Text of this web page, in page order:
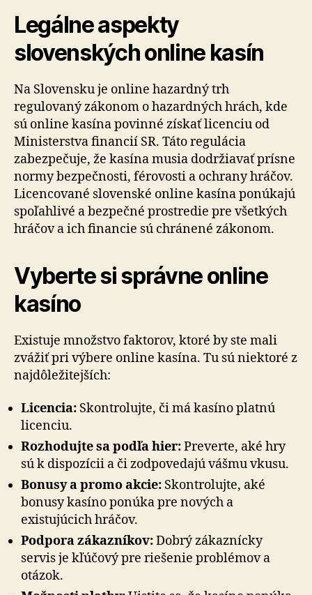
Legálne aspekty
slovenských online kasín
Na Slovensku je online hazardný trh
regulovaný zákonom o hazardných hrách, kde
sú online kasína povinné získať licenciu od
Ministerstva financií SR. Táto regulácia
zabezpečuje, že kasína musia dodržiavať prísne
normy bezpečnosti, férovosti a ochrany hráčov.
Licencované slovenské online kasína ponúkajú
spoľahlivé a bezpečné prostredie pre všetkých
hráčov a ich financie sú chránené zákonom.
Vyberte si správne online
kasíno
Existuje množstvo faktorov, ktoré by ste mali
zvážiť pri výbere online kasína. Tu sú niektoré z
najdôležitejších:
Licencia: Skontrolujte, či má kasíno platnú
licenciu.
Rozhodujte sa podľa hier:Preverte, aké hry
sú k dispozícii a či zodpovedajú vášmu vkusu.
Bonusy a promo akcie: Skontrolujte, aké
bonusy kasíno ponúka pre nových a
existujúcich hráčov.
Podpora zákazníkov:Dobrý zákaznícky
servis je kľúčový pre riešenie problémov a
otázok.